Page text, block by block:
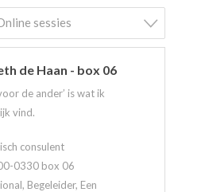
sessies
de Haan - box 06
de ander’ is wat ik
vind.
consulent
0330 box 06
Begeleider, Een